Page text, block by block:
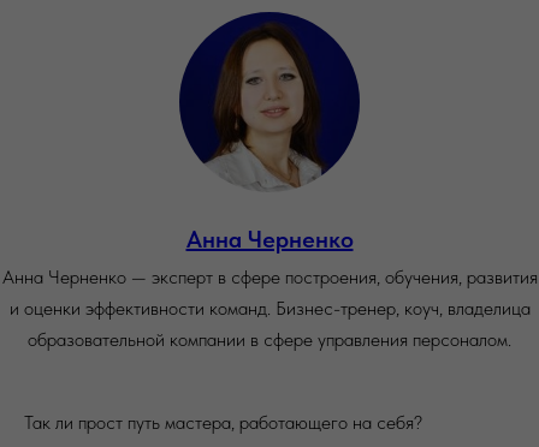
Анна Черненко
Анна Черненко — эксперт в сфере построения, обучения, развития
и оценки эффективности команд. Бизнес-тренер, коуч, владелица
образовательной компании в сфере управления персоналом.
Так ли прост путь мастера, работающего на себя?